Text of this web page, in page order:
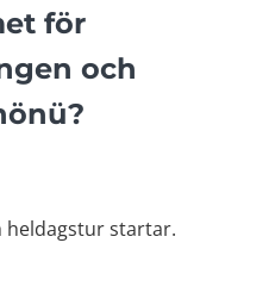
för
och
startar.